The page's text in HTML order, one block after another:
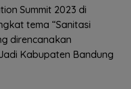
Summit 2023 di
tema “Sanitasi
direncanakan
Kabupaten Bandung